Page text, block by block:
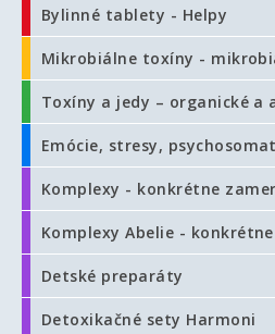
Bylinné tablety - Helpy
Mikrobiálne toxíny -
Toxíny a jedy – organické a
Emócie, stresy,
Komplexy - konkrétne
Komplexy Abelie -
Detské preparáty
Detoxikačné sety Harmoni